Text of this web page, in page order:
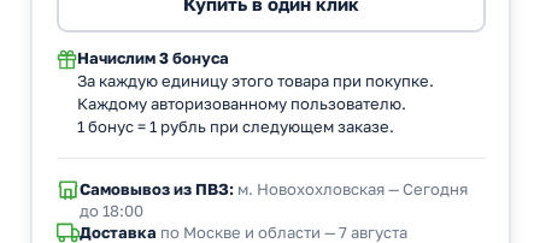
Начислим 3 бонуса
За каждую единицу этого товара при покупке.
Каждому авторизованному пользователю.
1 бонус = 1 рубль при следующем заказе.
Самовывоз из ПВЗ:м. Новохохловская — Сегодня
до 18:00
Доставка по Москве и области — 7 августа